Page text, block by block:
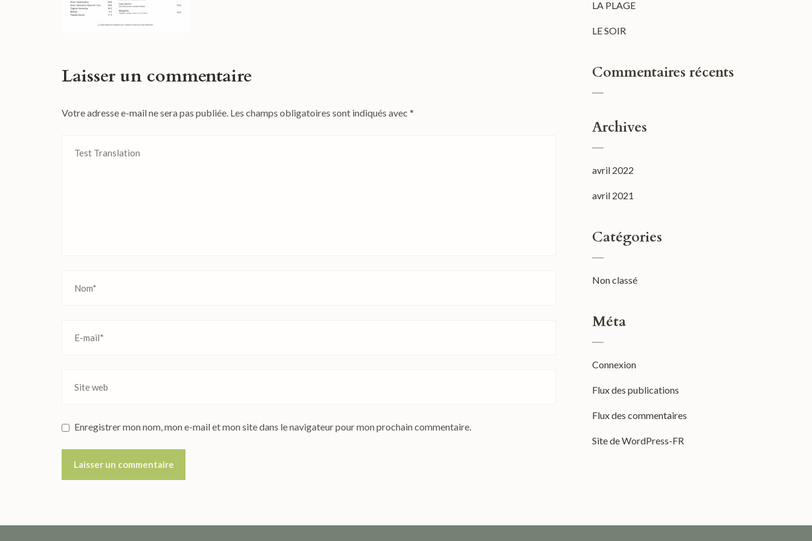
Laisser un commentaire
Votre adresse e-mail ne sera pas publiée. Les champs obligatoires sont indiqués avec *
Enregistrer mon nom, mon e-mail et mon site dans le navigateur pour mon prochain commentaire.
LA PLAGE
LE SOIR
Commentaires récents
Archives
avril 2022
avril 2021
Catégories
Non classé
Méta
Connexion
Flux des publications
Flux des commentaires
Site de WordPress-FR